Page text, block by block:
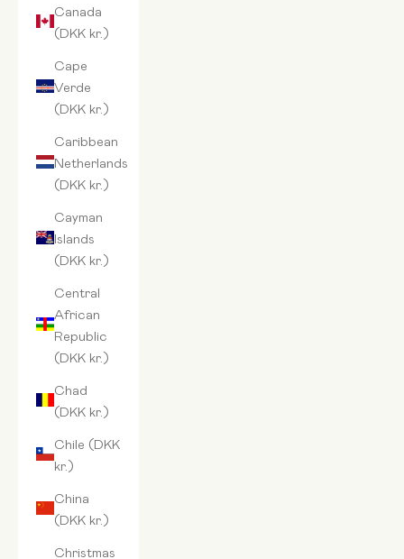
Canada
(DKK kr.)
Cape
Verde
(DKK kr.)
Caribbean
Netherlands
(DKK kr.)
Cayman
Islands
(DKK kr.)
Central
African
Republic
(DKK kr.)
Chad
(DKK kr.)
Chile (DKK
kr.)
China
(DKK kr.)
Christmas